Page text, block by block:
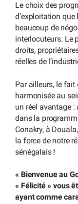
Le choix des
d’exploitation que
beaucoup de
interlocuteurs. Le
droits,
réelles de
Par ailleurs, le
harmonisée au
un réel avantage
dans la
Conakry, à
la force de notre
sénégalais !
« Bienvenue au
« Félicité » vous
ayant comme